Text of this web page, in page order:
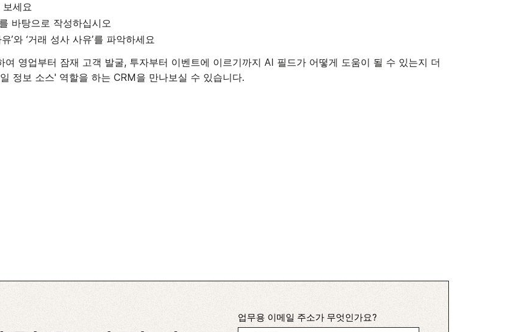
세요
바탕으로 작성하십시오
’와 ‘거래 성사 사유’를 파악하세요
여 영업부터 잠재 고객 발굴, 투자부터 이벤트에 이르기까지 AI 필드가 어떻게 도움이 될 수 있는지 더
정보 소스' 역할을 하는 CRM을 만나보실 수 있습니다.
업무용 이메일 주소가 무엇인가요?